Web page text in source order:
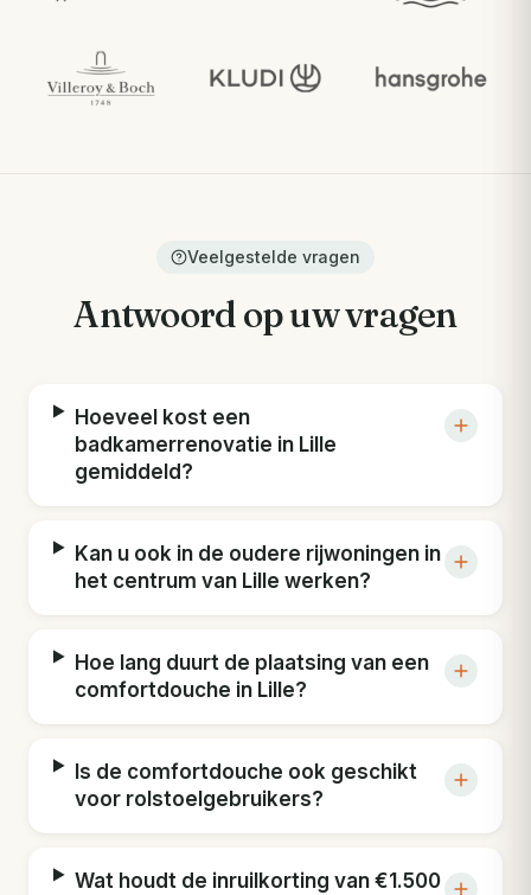
Veelgestelde vragen
Antwoord op uw vragen
Hoeveel kost een
badkamerrenovatie in Lille
gemiddeld?
Kan u ook in de oudere rijwoningen in
het centrum van Lille werken?
Hoe lang duurt de plaatsing van een
comfortdouche in Lille?
Is de comfortdouche ook geschikt
voor rolstoelgebruikers?
Wat houdt de inruilkorting van €1.500